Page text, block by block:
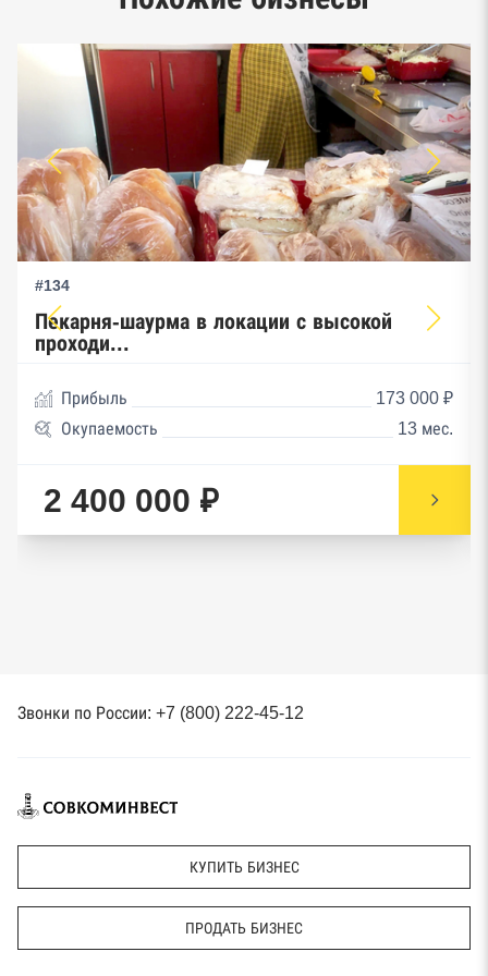
предпринимательства ФНС
#134
Пекарня-шаурма в локации с высокой
проходи...
Прибыль
173 000 ₽
Окупаемость
13 мес.
2 400 000 ₽
Звонки по России: +7 (800) 222-45-12
КУПИТЬ БИЗНЕС
ПРОДАТЬ БИЗНЕС